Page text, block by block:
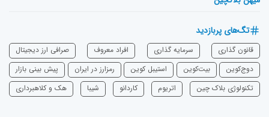
تگ‌های پربازدید
قانون گذاری سرمایه‌ گذاری افراد معروف
صرافی ارز دیجیتال
دوج‌کوین
بیت‌کوین استیبل کوین رمزارز در ایران
پیش بینی بازار
تکنولوژی بلاک چین
اتریوم ‌کاردانو شیبا هک و کلاهبرداری